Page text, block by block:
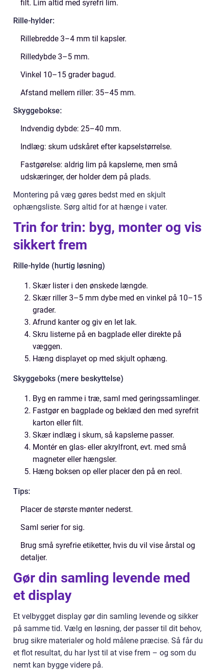
filt. Lim altid med syrefri lim.
Rille-hylder:
Rillebredde 3–4 mm til kapsler.
Rilledybde 3–5 mm.
Vinkel 10–15 grader bagud.
Afstand mellem riller: 35–45 mm.
Skyggebokse:
Indvendig dybde: 25–40 mm.
Indlæg: skum udskåret efter kapselstørrelse.
Fastgørelse: aldrig lim på kapslerne, men små
udskæringer, der holder dem på plads.
Montering på væg gøres bedst med en skjult
ophængsliste. Sørg altid for at hænge i vater.
Trin for trin: byg, monter og vis
sikkert frem
Rille-hylde (hurtig løsning)
Skær lister i den ønskede længde.
Skær riller 3–5 mm dybe med en vinkel på 10–15
grader.
Afrund kanter og giv en let lak.
Skru listerne på en bagplade eller direkte på
væggen.
Hæng displayet op med skjult ophæng.
Skyggeboks (mere beskyttelse)
Byg en ramme i træ, saml med geringssamlinger.
Fastgør en bagplade og beklæd den med syrefrit
karton eller filt.
Skær indlæg i skum, så kapslerne passer.
Montér en glas- eller akrylfront, evt. med små
magneter eller hængsler.
Hæng boksen op eller placer den på en reol.
Tips:
Placer de største mønter nederst.
Saml serier for sig.
Brug små syrefrie etiketter, hvis du vil vise årstal og
detaljer.
Gør din samling levende med
et display
Et velbygget display gør din samling levende og sikker
på samme tid. Vælg en løsning, der passer til dit behov,
brug sikre materialer og hold målene præcise. Så får du
et flot resultat, du har lyst til at vise frem – og som du
nemt kan bygge videre på.